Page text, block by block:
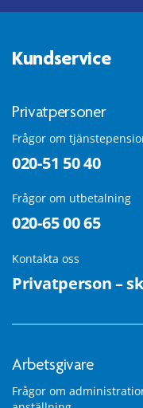
Kundservice
Privatpersoner
Frågor om
020-51 50 40
Frågor om utbetalning
020-65 00 65
Kontakta oss
Privatperson –
Arbetsgivare
Frågor om